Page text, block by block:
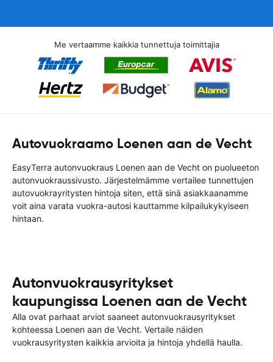
Me vertaamme kaikkia tunnettuja toimittajia
Autovuokraamo Loenen aan de Vecht
EasyTerra autonvuokraus Loenen aan de Vecht on puolueeton
autonvuokraussivusto. Järjestelmämme vertailee tunnettujen
autovuokrayritysten hintoja siten, että sinä asiakkaanamme
voit aina varata vuokra-autosi kauttamme kilpailukykyiseen
hintaan.
Autonvuokrausyritykset
kaupungissa Loenen aan de Vecht
Alla ovat parhaat arviot saaneet autonvuokrausyritykset
kohteessa Loenen aan de Vecht. Vertaile näiden
vuokrausyritysten kaikkia arvioita ja hintoja yhdellä haulla.